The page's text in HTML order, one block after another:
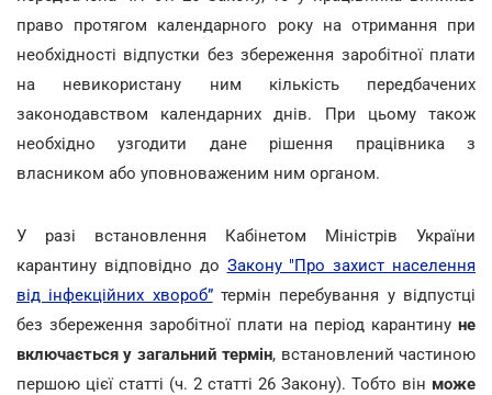
право протягом календарного року на отримання при
необхідності відпустки без збереження заробітної плати
на невикористану ним кількість передбачених
законодавством календарних днів. При цьому також
необхідно узгодити дане рішення працівника з
власником або уповноваженим ним органом.
У разі встановлення Кабінетом Міністрів України
карантину відповідно до Закону "Про захист населення
від інфекційних хвороб”термін перебування у відпустці
без збереження заробітної плати на період карантину не
включається у загальний термін, встановлений частиною
першою цієї статті (ч. 2 статті 26 Закону). Тобто він може